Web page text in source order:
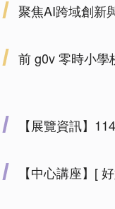
聚焦AI跨域創新
前 g0v 零時小學
【展覽資訊】
【中心講座】[